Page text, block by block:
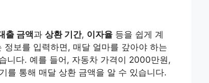
출 금액과 상환 기간, 이자율 등을 쉽게 계
보를 입력하면, 매달 얼마를 갚아야 하는
니다. 예를 들어, 자동차 가격이 2000만원,
를 통해 매달 상환 금액을 알 수 있습니다.